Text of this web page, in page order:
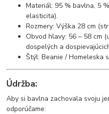
Materiál: 95 % bavlna, 5
elasticita).
Rozmery: Výška 28 cm
Obvod hlavy: 56 – 58 cm
dospelých a
Štýl: Beanie / Homeleska
Údržba:
Aby si bavlna zachovala svoju
odporúčame: